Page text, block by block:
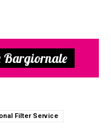
Bargiornale
Filter Service